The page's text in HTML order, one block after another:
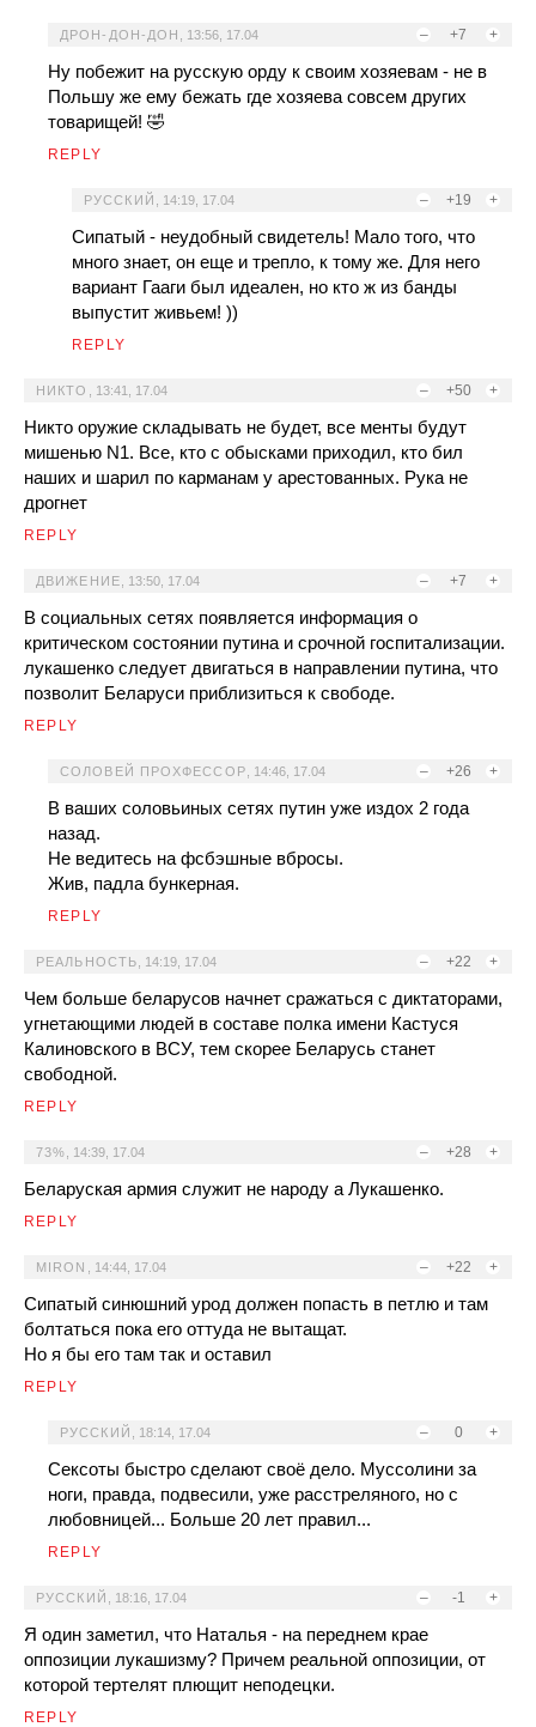
– +7 +
ДРОН-ДОН-ДОН 13:56, 17.04
Ну побежит на русскую орду к своим хозяевам - не в
Польшу же ему бежать где хозяева совсем других
товарищей! 🤣
REPLY
– +19 +
РУССКИЙ 14:19, 17.04
Сипатый - неудобный свидетель! Мало того, что
много знает, он еще и трепло, к тому же. Для него
вариант Гааги был идеален, но кто ж из банды
выпустит живьем! ))
REPLY
– +50 +
НИКТО 13:41, 17.04
Никто оружие складывать не будет, все менты будут
мишенью N1. Все, кто с обысками приходил, кто бил
наших и шарил по карманам у арестованных. Рука не
дрогнет
REPLY
– +7 +
ДВИЖЕНИЕ 13:50, 17.04
В социальных сетях появляется информация о
критическом состоянии путина и срочной госпитализации.
лукашенко следует двигаться в направлении путина, что
позволит Беларуси приблизиться к свободе.
REPLY
– +26 +
СОЛОВЕЙ ПРОХФЕССОР 14:46, 17.04
В ваших соловьиных сетях путин уже издох 2 года
назад.
Не ведитесь на фсбэшные вбросы.
Жив, падла бункерная.
REPLY
– +22 +
РЕАЛЬНОСТЬ 14:19, 17.04
Чем больше беларусов начнет сражаться с диктаторами,
угнетающими людей в составе полка имени Кастуся
Калиновского в ВСУ, тем скорее Беларусь станет
свободной.
REPLY
– +28 +
73% 14:39, 17.04
Беларуская армия служит не народу а Лукашенко.
REPLY
– +22 +
MIRON 14:44, 17.04
Сипатый синюшний урод должен попасть в петлю и там
болтаться пока его оттуда не вытащат.
Но я бы его там так и оставил
REPLY
– 0 +
РУССКИЙ 18:14, 17.04
Сексоты быстро сделают своё дело. Муссолини за
ноги, правда, подвесили, уже расстреляного, но с
любовницей... Больше 20 лет правил...
REPLY
– -1 +
РУССКИЙ 18:16, 17.04
Я один заметил, что Наталья - на переднем крае
оппозиции лукашизму? Причем реальной оппозиции, от
которой тертелят плющит неподецки.
REPLY